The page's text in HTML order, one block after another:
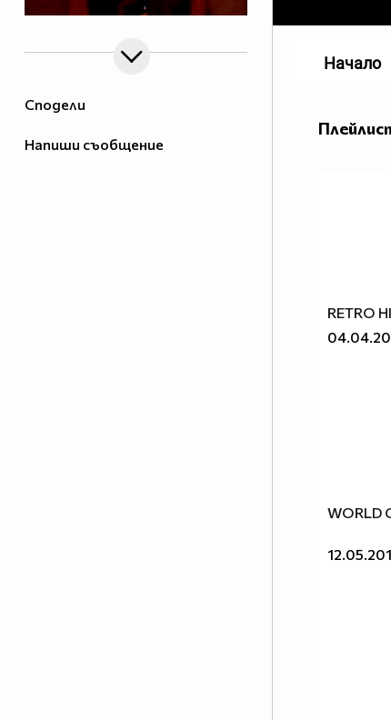
Сподели
Напиши съобщение
RETRO
WORLD
Начало